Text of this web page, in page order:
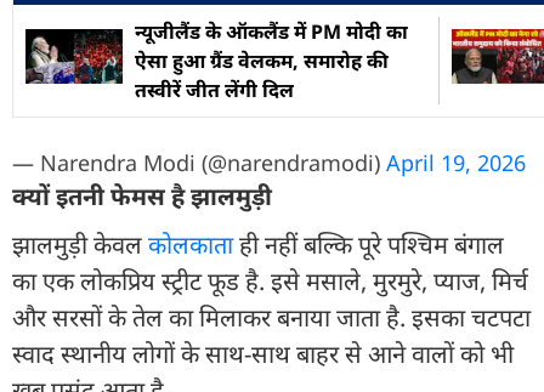
न्यूजीलैंड के ऑकलैंड में PM मोदी का
ऐसा हुआ ग्रैंड वेलकम, समारोह की
तस्वीरें जीत लेंगी दिल
— Narendra Modi (@narendramodi) April 19, 2026
क्यों इतनी फेमस है झालमुड़ी
झालमुड़ी केवलकोलकाताही नहीं बल्कि पूरे पश्चिम बंगाल
का एक लोकप्रिय स्ट्रीट फूड है. इसे मसाले, मुरमुरे, प्याज, मिर्च
और सरसों के तेल का मिलाकर बनाया जाता है. इसका चटपटा
स्वाद स्थानीय लोगों के साथ-साथ बाहर से आने वालों को भी